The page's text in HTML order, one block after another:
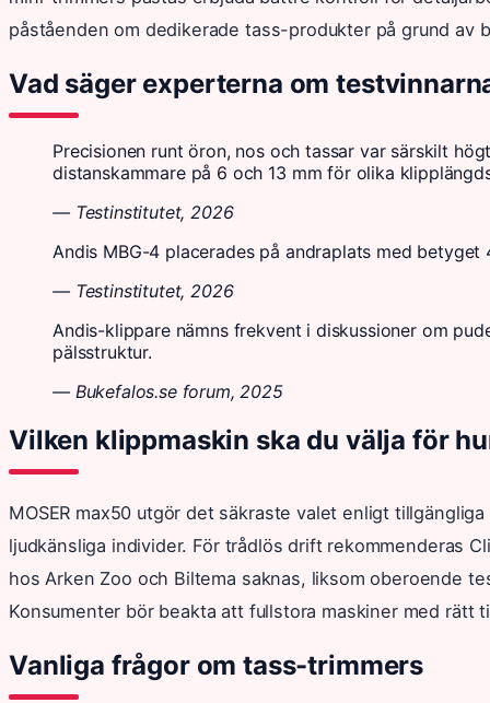
påståenden om dedikerade tass-produkter på grund av
Vad säger experterna om
Precisionen runt öron, nos och tassar var särskilt
distanskammare på 6 och 13 mm för olika
— Testinstitutet, 2026
Andis MBG-4 placerades på andraplats med
— Testinstitutet, 2026
Andis-klippare nämns frekvent i diskussioner om
pälsstruktur.
— Bukefalos.se forum, 2025
Vilken klippmaskin ska du välja för
MOSER max50 utgör det säkraste valet enligt
ljudkänsliga individer. För trådlös drift rekommenderas
hos Arken Zoo och Biltema saknas, liksom oberoende
Konsumenter bör beakta att fullstora maskiner med rätt
Vanliga frågor om tass-trimmers